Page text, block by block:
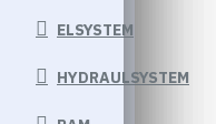
ELSYSTEM
HYDRAULSYSTEM